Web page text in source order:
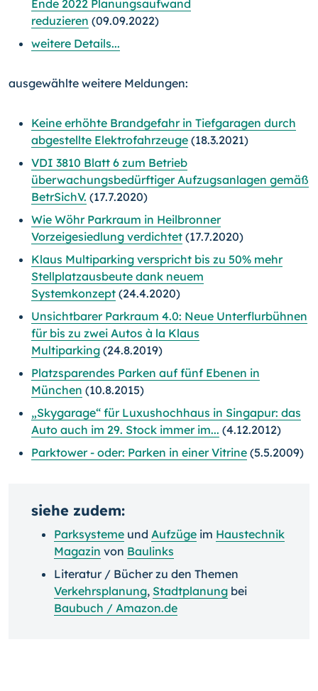
Ende 2022 Planungsaufwand
reduzieren (09.09.2022)
weitere Details...
ausgewählte weitere Meldungen:
Keine erhöhte Brandgefahr in Tiefgaragen durch
abgestellte Elektrofahrzeuge (18.3.2021)
VDI 3810 Blatt 6 zum Betrieb
überwachungsbedürftiger Aufzugsanlagen gemäß
BetrSichV. (17.7.2020)
Wie Wöhr Parkraum in Heilbronner
Vorzeigesiedlung verdichtet (17.7.2020)
Klaus Multiparking verspricht bis zu 50% mehr
Stellplatzausbeute dank neuem
Systemkonzept (24.4.2020)
Unsichtbarer Parkraum 4.0: Neue Unterflurbühnen
für bis zu zwei Autos à la Klaus
Multiparking (24.8.2019)
Platzsparendes Parken auf fünf Ebenen in
München (10.8.2015)
„Skygarage“ für Luxushochhaus in Singapur: das
Auto auch im 29. Stock immer im... (4.12.2012)
Parktower - oder: Parken in einer Vitrine (5.5.2009)
siehe zudem:
Parksysteme und Aufzüge im Haustechnik
Magazin von Baulinks
Literatur / Bücher zu den Themen
Verkehrsplanung, Stadtplanung bei
Baubuch / Amazon.de